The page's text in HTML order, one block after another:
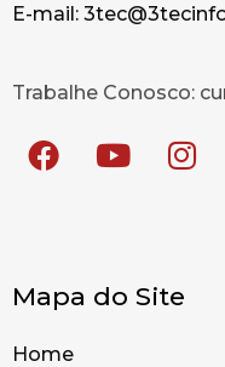
E-mail:
Trabalhe Conosco:
Mapa do Site
Home